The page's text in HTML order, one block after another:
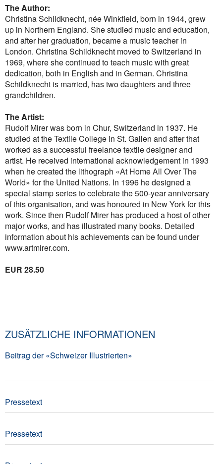
The Author:
Christina Schildknecht, née Winkfield, born in 1944, grew
up in Northern England. She studied music and education,
and after her graduation, became a music teacher in
London. Christina Schildknecht moved to Switzerland in
1969, where she continued to teach music with great
dedication, both in English and in German. Christina
Schildknecht is married, has two daughters and three
grandchildren.
The Artist:
Rudolf Mirer was born in Chur, Switzerland in 1937. He
studied at the Textile College in St. Gallen and after that
worked as a successful freelance textile designer and
artist. He received international acknowledgement in 1993
when he created the lithograph «At Home All Over The
World» for the United Nations. In 1996 he designed a
special stamp series to celebrate the 500-year anniversary
of this organisation, and was honoured in New York for this
work. Since then Rudolf Mirer has produced a host of other
major works, and has illustrated many books. Detailed
information about his achievements can be found under
www.artmirer.com.
EUR 28.50
ZUSÄTZLICHE INFORMATIONEN
Beitrag der «Schweizer Illustrierten»
Pressetext
Pressetext